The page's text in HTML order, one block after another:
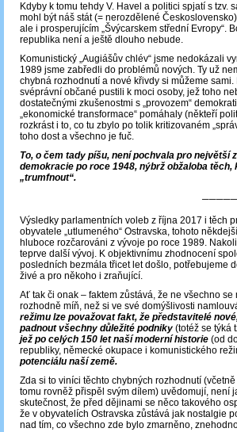
Kdyby k tomu tehdy V. Havel a politici spjatí s
mohl být náš stát (= nerozdělené
ale i prosperujícím „Švýcarskem střední Evropy“.
republika není a ještě dlouho nebude.
Komunistický „Augiášův chlév“ jsme nedokázali
1989 jsme zabředli do problémů nových. Ty už
chybná rozhodnutí a nové křivdy si můžeme
svéprávní občané pustili k moci osoby, jež toho
dostatečnými zkušenostmi s „provozem“
„ekonomické transformace“ pomáhaly (někteří
rozkrást i to, co tu zbylo po tolik kritizovaném
toho dost a všechno je fuč.
To, o čem tady píšu, není pochvala pro největší
demokracie po roce 1948, nýbrž obžaloba
„trumfnout“.
─────
Výsledky parlamentních voleb z října 2017 i těch
obyvatele „utlumeného“ Ostravska, tohoto
hluboce rozčarováni z vývoje po roce 1989.
teprve další vývoj. K objektivnímu zhodnocení
posledních bezmála třicet let došlo, potřebujeme
živé a pro někoho i zraňující.
Ať tak či onak ‒ faktem zůstává, že ne všechno
rozhodně míň, než si ve své domýšlivosti
režimu lze považovat fakt, že představitelé
padnout všechny důležité podniky (totéž se týká
jež po celých 150 let naší moderní historie (od
republiky, německé okupace i komunistického
potenciálu naší země.
Zda si to viníci těchto chybných rozhodnutí
tomu rovněž přispěl svým dílem) uvědomují, není
skutečnost, že před dějinami se něco takového
že v obyvatelích Ostravska zůstává jak nostalgie
nad tím, co všechno zde bylo zmarněno,